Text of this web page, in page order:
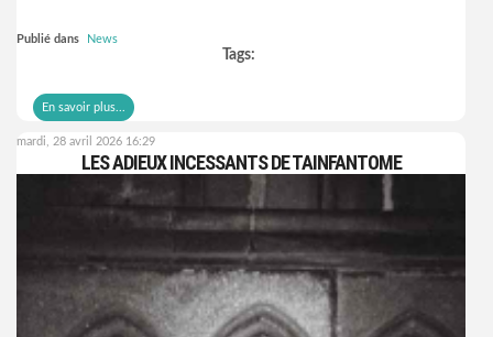
Publié dans News
Tags:
En savoir plus...
mardi, 28 avril 2026 16:29
LES ADIEUX INCESSANTS DE TAINFANTOME